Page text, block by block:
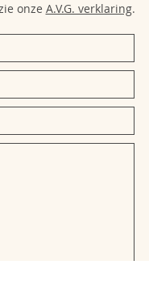
onze A.V.G. verklaring.